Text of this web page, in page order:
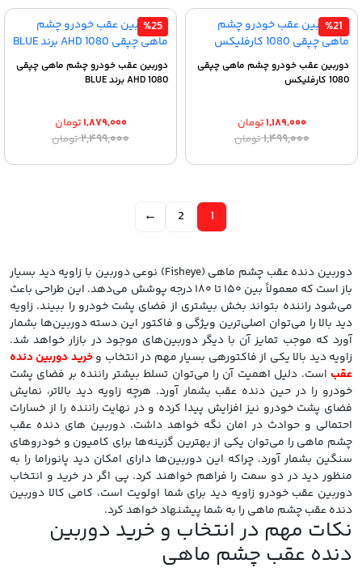
%21
دوربین عقب خودرو چشم ماهی چپقی
1080 کارفلیکس
۱,۴۹۹,۰۰۰تومانقیمت
۱,۴۹۹,۰۰۰ تومان
۱,۱۸۹,۰۰۰تومان
قیمت
۱,۱۸۹,۰۰۰ تومان.
%25
دوربین عقب خودرو چشم ماهی چپقی
AHD 1080 برند BLUE
۲,۴۹۹,۰۰۰تومانقیمت
۲,۴۹۹,۰۰۰ تومان
۱,۸۷۹,۰۰۰تومان
قیمت
۱,۸۷۹,۰۰۰ تومان.
1
2
←
دوربین دنده عقب چشم ماهی (Fisheye) نوعی دوربین با زاویه دید بسیار
باز است که معمولاً بین ۱۵۰ تا ۱۸۰ درجه پوشش می‌دهد. این طراحی باعث
می‌شود راننده بتواند بخش بیشتری از فضای پشت خودرو را ببیند. زاویه
دید بالا را می‌توان اصلی‌ترین ویژگی و فاکتور این دسته دوربین‌ها بشمار
آورد که موجب تمایز آن با دیگر دوربین‌های موجود در بازار خواهد شد.
زاویه دید بالا یکی از فاکتورهی بسیار مهم در انتخاب وخرید دوربین دنده
عقب است. دلیل اهمیت آن را می‌توان تسلط بیشتر راننده بر فضای پشت
خودرو را در حین دنده عقب بشمار آورد. هرچه زاویه دید بالاتر، نمایش
فضای پشت خودرو نیز افزایش پیدا کرده و در نهایت راننده را از خسارات
احتمالی و حوادث در امان نگه خواهد داشت. دوربین های دنده عقب
چشم ماهی را می‌توان یکی از بهترین گزینه‌ها برای کامیون و خودروهای
سنگین بشمار آورد. چراکه این دوربین‌ها دارای امکان دید پانوراما را به
منظور دید در دو سمت را فراهم خواهند کرد. پی اگر در خرید و انتخاب
دوربین عقب خودرو زاویه دید برای شما اولویت است، کامی کالا دوربین
دنده عقب چشم ماهی را به شما پیشنهاد خواهد کرد.
نکات مهم در انتخاب و خرید دوربین
دنده عقب چشم ماهی